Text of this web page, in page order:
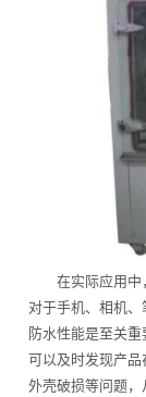
在实际应用中，
对于手机、相机、
防水性能是至关重
可以及时发现产品
外壳破损等问题，